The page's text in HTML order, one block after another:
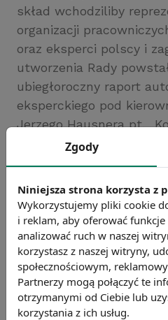
skład wchodziliby
organizacji
oraz eksperci polscy i
utworzenia Rady
ubiegłoroczny raport
eksperckiego pod
Jerzego Hausnera pt.
Jak awansować w
Chcesz
Zobacz więcej
Zgody
Niniejsza strona korzysta z
Wykorzystujemy pliki cookie
i reklam, aby oferować funkcje
analizować ruch w naszej
korzystasz z naszej witryny,
społecznościowym,
Partnerzy mogą połączyć te
otrzymanymi od Ciebie lub
korzystania z ich usług.